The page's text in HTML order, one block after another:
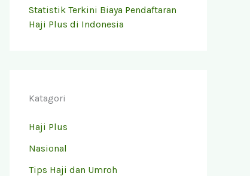
Statistik Terkini Biaya Pendaftaran
Haji Plus di Indonesia
Katagori
Haji Plus
Nasional
Tips Haji dan Umroh